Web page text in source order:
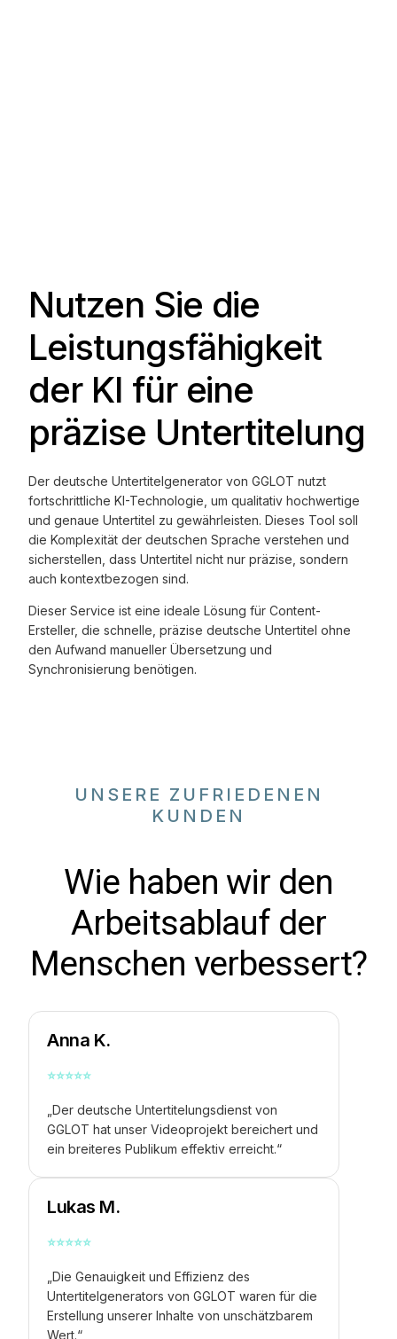
Nutzen Sie die
Leistungsfähigkeit
der KI für eine
präzise Untertitelung
Der deutsche Untertitelgenerator von GGLOT nutzt
fortschrittliche KI-Technologie, um qualitativ hochwertige
und genaue Untertitel zu gewährleisten. Dieses Tool soll
die Komplexität der deutschen Sprache verstehen und
sicherstellen, dass Untertitel nicht nur präzise, sondern
auch kontextbezogen sind.
Dieser Service ist eine ideale Lösung für Content-
Ersteller, die schnelle, präzise deutsche Untertitel ohne
den Aufwand manueller Übersetzung und
Synchronisierung benötigen.
UNSERE ZUFRIEDENEN
KUNDEN
Wie haben wir den
Arbeitsablauf der
Menschen verbessert?
Anna K.
⭐⭐⭐⭐⭐
„Der deutsche Untertitelungsdienst von
GGLOT hat unser Videoprojekt bereichert und
ein breiteres Publikum effektiv erreicht.“
Lukas M.
⭐⭐⭐⭐⭐
„Die Genauigkeit und Effizienz des
Untertitelgenerators von GGLOT waren für die
Erstellung unserer Inhalte von unschätzbarem
Wert.“